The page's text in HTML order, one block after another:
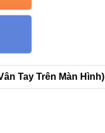
Tay Trên Màn Hình)